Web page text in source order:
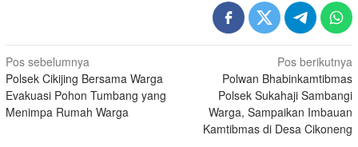
Navigasi
pos
Pos sebelumnya
Polsek Cikijing Bersama Warga
Evakuasi Pohon Tumbang yang
Menimpa Rumah Warga
Pos berikutnya
Polwan Bhabinkamtibmas
Polsek Sukahaji Sambangi
Warga, Sampaikan Imbauan
Kamtibmas di Desa Cikoneng